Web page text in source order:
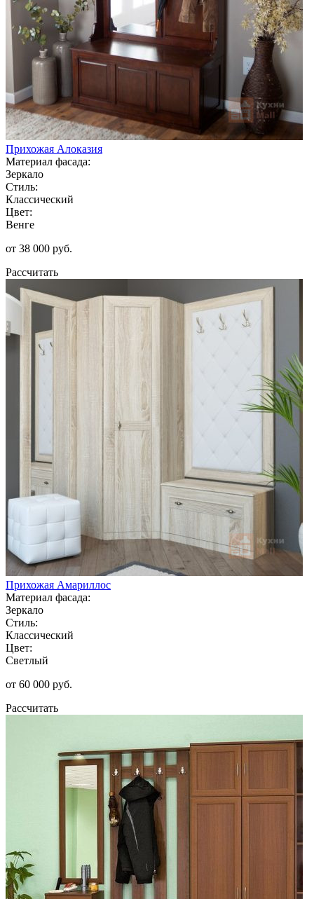
Прихожая Алоказия
Материал фасада:
Зеркало
Стиль:
Классический
Цвет:
Венге
от 38 000 руб.
Рассчитать
Прихожая Амариллос
Материал фасада:
Зеркало
Стиль:
Классический
Цвет:
Светлый
от 60 000 руб.
Рассчитать